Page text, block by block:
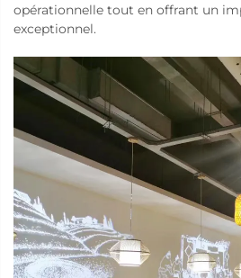
opérationnelle tout en offrant un
exceptionnel.